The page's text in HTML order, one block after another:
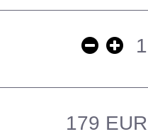
1
179 EUR